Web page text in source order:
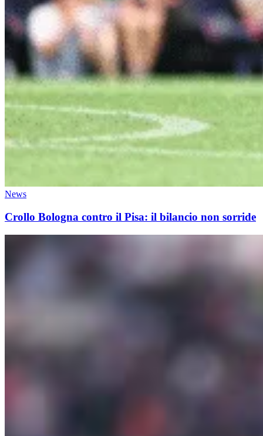
News
Crollo Bologna contro il Pisa: il bilancio non sorride